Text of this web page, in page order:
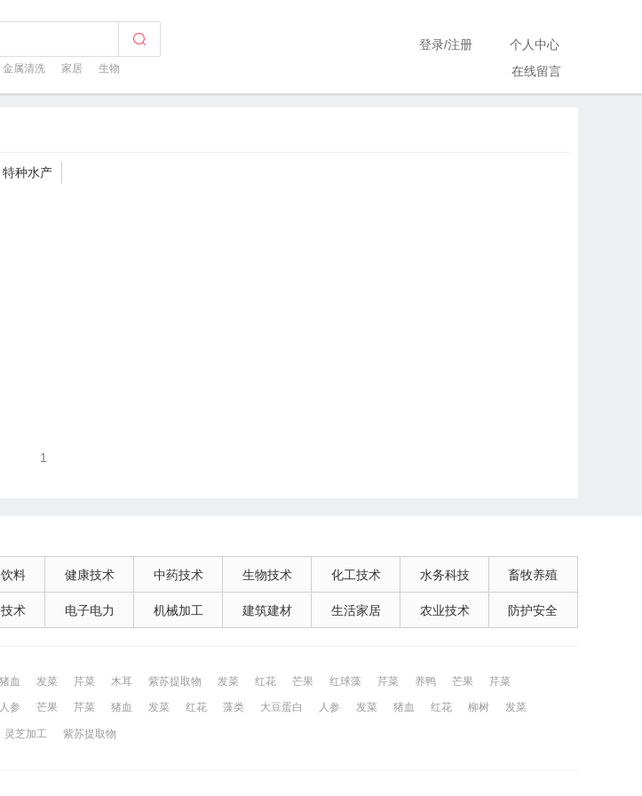
金属清洗 家居 生物
登录/注册
个人中心
在线留言
特种水产
1
料 健康技术 中药技术 生物技术 化工技术 水务科技 畜牧养殖
术 电子电力 机械加工 建筑建材 生活家居 农业技术 防护安全
猪血 发菜 芹菜 木耳 紫苏提取物 发菜 红花 芒果 红球藻 芹菜 养鸭 芒果
芹菜
人参 芒果 芹菜 猪血 发菜 红花 藻类 大豆蛋白 人参 发菜 猪血 红花 柳树
发菜
灵芝加工 紫苏提取物